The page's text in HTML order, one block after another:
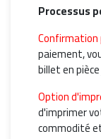
Processus
paiement,
billet en
Option
d'imprimer
commodité